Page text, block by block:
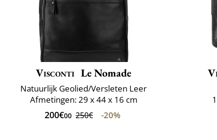
Visconti Le Nomade
Natuurlijk Geolied/Versleten Leer
Afmetingen: 29 x 44 x 16 cm
200€00 250€ -20%